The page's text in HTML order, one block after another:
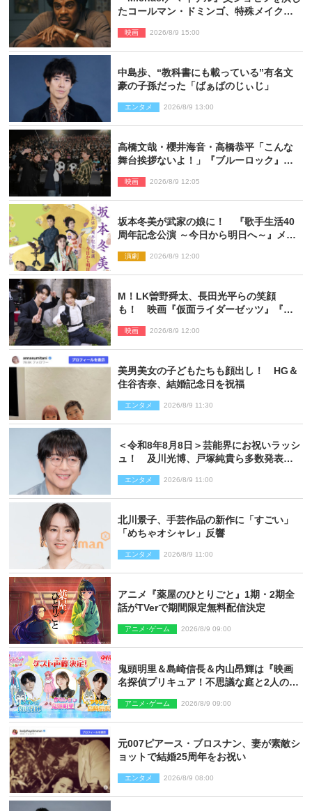
たコールマン・ドミンゴ、特殊メイクに2
映画 2026/8/9 15:00
中島歩、“教科書にも載っている”有名文
豪の子孫だった「ばぁばのじぃじ」
エンタメ 2026/8/9 13:00
高橋文哉・櫻井海音・高橋恭平「こんな
舞台挨拶ないよ！」『ブルーロック』自
映画 2026/8/9 12:05
坂本冬美が武家の娘に！ 『歌手生活40
周年記念公演 ～今日から明日へ～』メイ
演劇 2026/8/9 12:00
M！LK曽野舜太、長田光平らの笑顔
も！ 映画『仮面ライダーゼッツ』『超
ショット到着
映画 2026/8/9 12:00
美男美女の子どもたちも顔出し！ HG＆
住谷杏奈、結婚記念日を祝福
エンタメ 2026/8/9 11:30
＜令和8年8月8日＞芸能界にお祝いラッシ
ュ！ 及川光博、戸塚純貴ら多数発表結
エンタメ 2026/8/9 11:00
北川景子、手芸作品の新作に「すごい」
「めちゃオシャレ」反響
エンタメ 2026/8/9 11:00
アニメ『薬屋のひとりごと』1期・2期全
話がTVerで期間限定無料配信決定
アニメ･ゲーム 2026/8/9 09:00
鬼頭明里＆島崎信長＆内山昂輝は『映画
名探偵プリキュア！不思議な庭と2人の秘
アニメ･ゲーム 2026/8/9 09:00
元007ピアース・ブロスナン、妻が素敵シ
ョットで結婚25周年をお祝い
エンタメ 2026/8/9 08:00